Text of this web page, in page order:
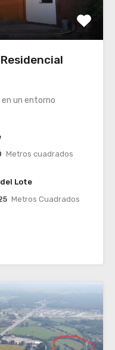
un entorno
Metros cuadrados
Lote
Metros Cuadrados